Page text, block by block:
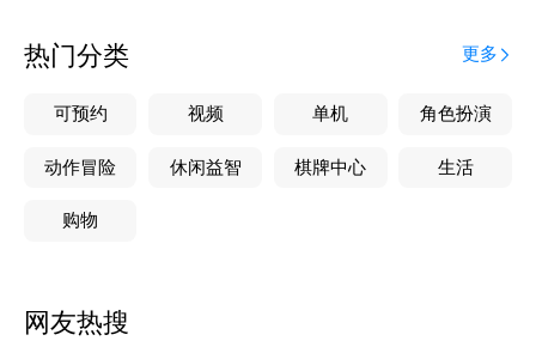
热门分类 更多
可预约 视频 单机 角色扮演
动作冒险 休闲益智 棋牌中心 生活
购物
网友热搜